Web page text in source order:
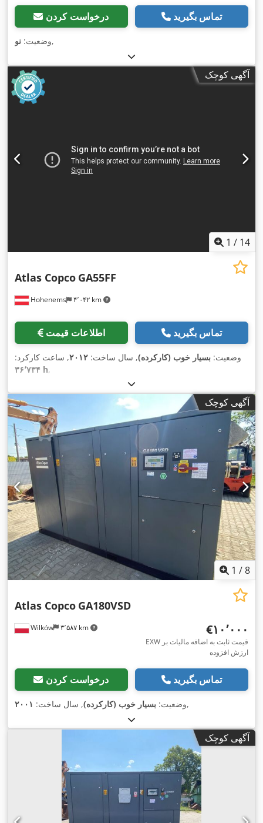
درخواست کردن تماس بگیرید
وضعیت: نو ,
آگهی کوچک
1 / 14
Hohenems ۴٬۰۴۲ km
Atlas Copco GA55FF
اطلاعات قیمت تماس بگیرید
وضعیت: بسیار خوب (کارکرده), سال ساخت: ۲۰۱۲, ساعت کارکرد:
۳۶٬۷۳۴ h,
آگهی کوچک
1 /8
Wilków ۳٬۵۸۷ km
Atlas Copco GA180VSD
‎€۱۰٬۰۰۰
EXW قیمت ثابت به اضافه مالیات بر
ارزش افزوده
درخواست کردن تماس بگیرید
وضعیت: بسیار خوب (کارکرده), سال ساخت: ۲۰۰۱ ,
آگهی کوچک